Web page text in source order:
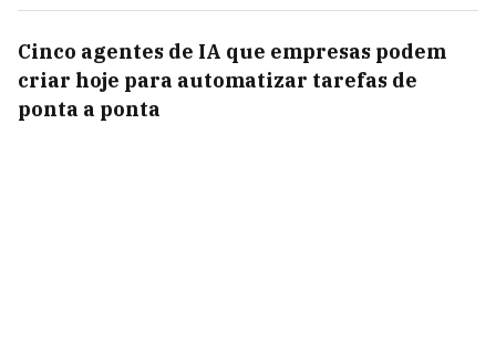
Cinco agentes de IA que empresas podem
criar hoje para automatizar tarefas de
ponta a ponta